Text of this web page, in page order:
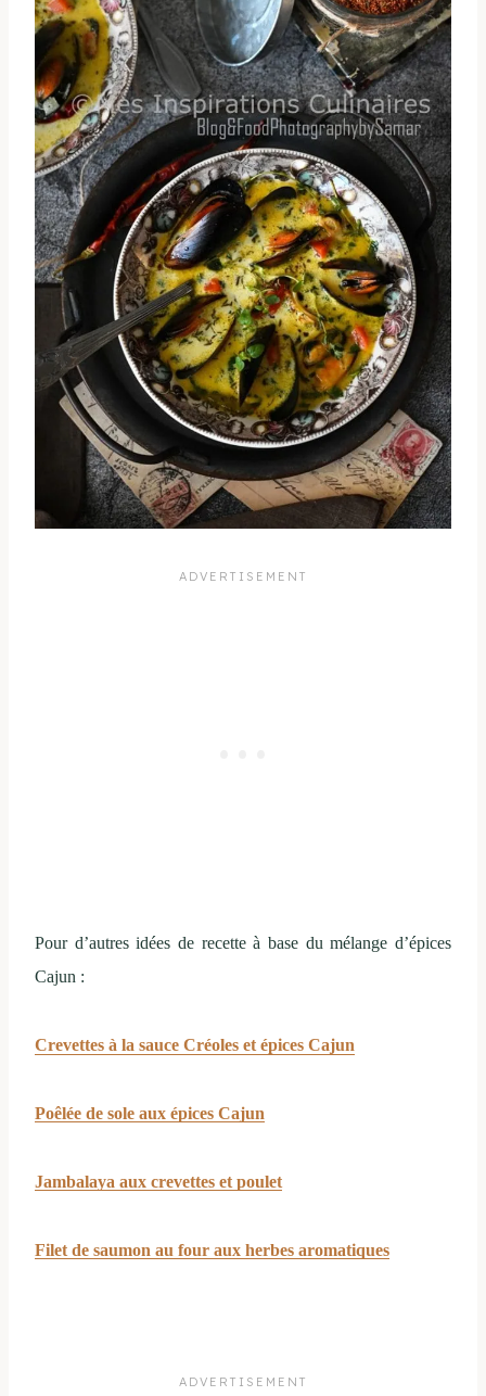
Pour d’autres idées de recette à base du mélange d’épices
Cajun :
Crevettes à la sauce Créoles et épices Cajun
Poêlée de sole aux épices Cajun
Jambalaya aux crevettes et poulet
Filet de saumon au four aux herbes aromatiques